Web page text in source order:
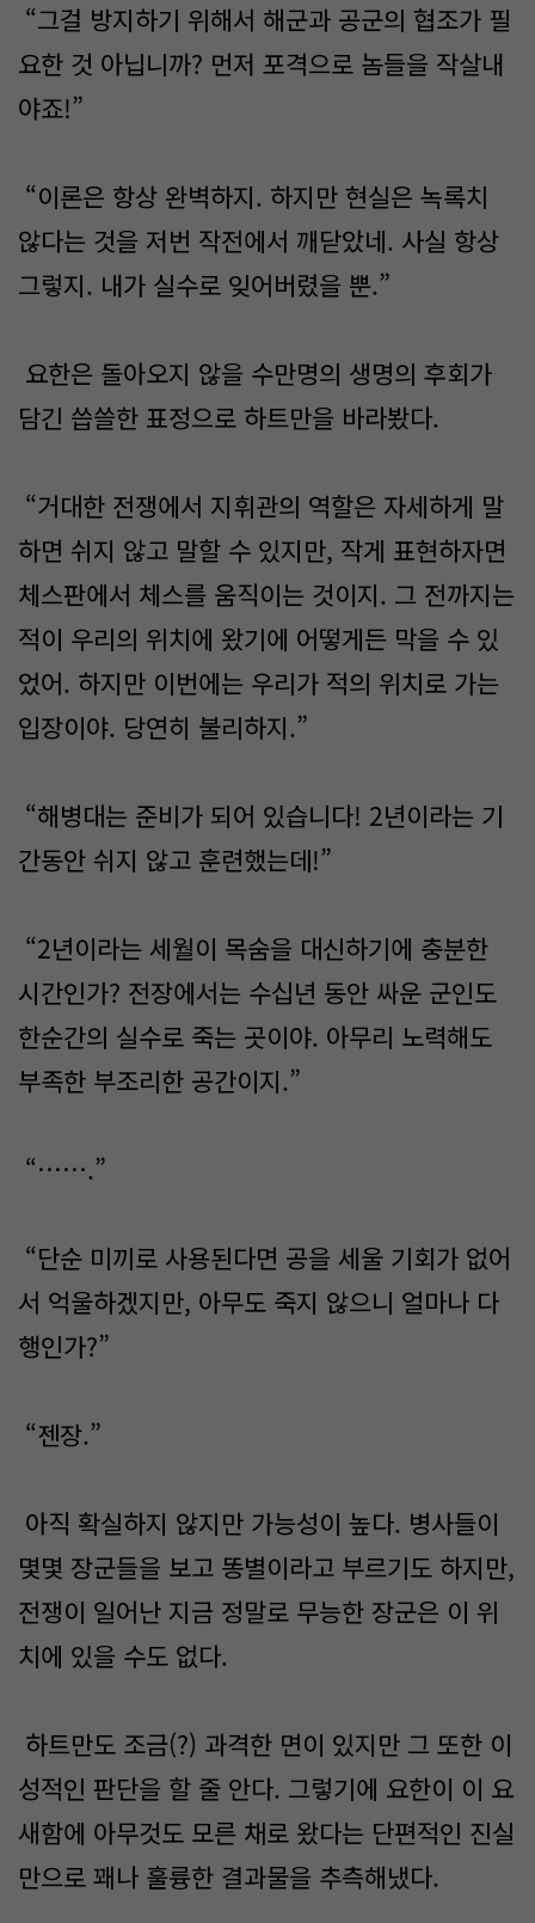
“그걸 방지하기 위해서 해군과 공군의 협조가 필
요한 것 아닙니까? 먼저 포격으로 놈들을 작살내
야죠!”
“이론은 항상 완벽하지. 하지만 현실은 녹록치
않다는 것을 저번 작전에서 깨닫았네. 사실 항상
그렇지. 내가 실수로 잊어버렸을 뿐.”
요한은 돌아오지 않을 수만명의 생명의 후회가
담긴 씁쓸한 표정으로 하트만을 바라봤다.
“거대한 전쟁에서 지휘관의 역할은 자세하게 말
하면 쉬지 않고 말할 수 있지만, 작게 표현하자면
체스판에서 체스를 움직이는 것이지. 그 전까지는
적이 우리의 위치에 왔기에 어떻게든 막을 수 있
었어. 하지만 이번에는 우리가 적의 위치로 가는
입장이야. 당연히 불리하지.”
“해병대는 준비가 되어 있습니다! 2년이라는 기
간동안 쉬지 않고 훈련했는데!”
“2년이라는 세월이 목숨을 대신하기에 충분한
시간인가? 전장에서는 수십년 동안 싸운 군인도
한순간의 실수로 죽는 곳이야. 아무리 노력해도
부족한 부조리한 공간이지.”
“…….”
“단순 미끼로 사용된다면 공을 세울 기회가 없어
서 억울하겠지만, 아무도 죽지 않으니 얼마나 다
행인가?”
“젠장.”
아직 확실하지 않지만 가능성이 높다. 병사들이
몇몇 장군들을 보고 똥별이라고 부르기도 하지만,
전쟁이 일어난 지금 정말로 무능한 장군은 이 위
치에 있을 수도 없다.
하트만도 조금(?) 과격한 면이 있지만 그 또한 이
성적인 판단을 할 줄 안다. 그렇기에 요한이 이 요
새함에 아무것도 모른 채로 왔다는 단편적인 진실
만으로 꽤나 훌륭한 결과물을 추측해냈다.